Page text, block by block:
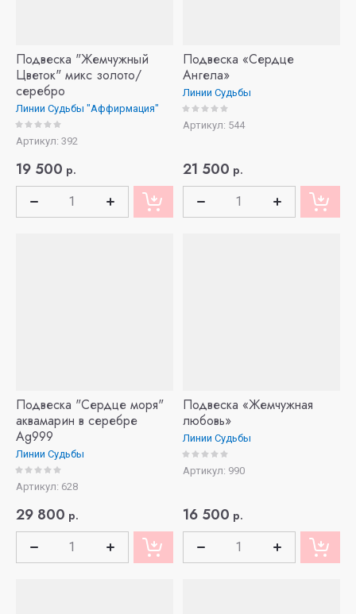
Подвеска "Жемчужный
Цветок" микс золото/
серебро
Линии Судьбы "Аффирмация"
Артикул: 392
19 500 р.
Подвеска «Сердце
Ангела»
Линии Судьбы
Артикул: 544
21 500 р.
Подвеска "Сердце моря"
аквамарин в серебре
Ag999
Линии Судьбы
Артикул: 628
29 800 р.
Подвеска «Жемчужная
любовь»
Линии Судьбы
Артикул: 990
16 500 р.